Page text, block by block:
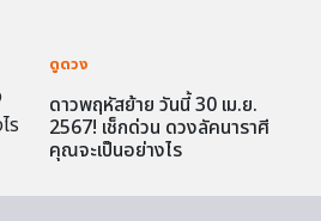
ดูดวง
ดาวพฤหัสย้าย วันนี้ 30 เม.ย.
2567! เช็กด่วน ดวงลัคนาราศี
คุณจะเป็นอย่างไร